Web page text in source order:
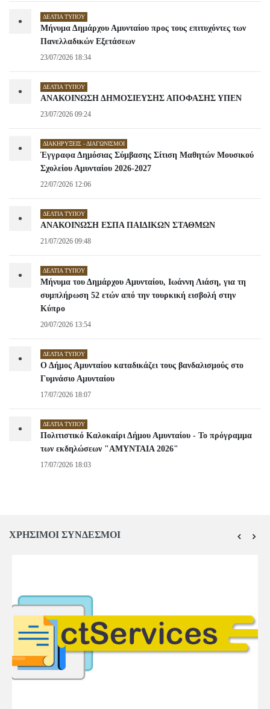
• ΔΕΛΤΊΑ ΤΎΠΟΥ
Μήνυμα Δημάρχου Αμυνταίου προς τους επιτυχόντες των
Πανελλαδικών Εξετάσεων
23/07/2026 18:34
• ΔΕΛΤΊΑ ΤΎΠΟΥ
ΑΝΑΚΟΙΝΩΣΗ ΔΗΜΟΣΙΕΥΣΗΣ ΑΠΟΦΑΣΗΣ ΥΠΕΝ
23/07/2026 09:24
• ΔΙΑΚΗΡΎΞΕΙΣ - ΔΙΑΓΩΝΙΣΜΟΊ
Έγγραφα Δημόσιας Σύμβασης Σίτιση Μαθητών Μουσικού
Σχολείου Αμυνταίου 2026-2027
22/07/2026 12:06
• ΔΕΛΤΊΑ ΤΎΠΟΥ
ΑΝΑΚΟΙΝΩΣΗ ΕΣΠΑ ΠΑΙΔΙΚΩΝ ΣΤΑΘΜΩΝ
21/07/2026 09:48
• ΔΕΛΤΊΑ ΤΎΠΟΥ
Μήνυμα του Δημάρχου Αμυνταίου, Ιωάννη Λιάση, για τη
συμπλήρωση 52 ετών από την τουρκική εισβολή στην
Κύπρο
20/07/2026 13:54
• ΔΕΛΤΊΑ ΤΎΠΟΥ
Ο Δήμος Αμυνταίου καταδικάζει τους βανδαλισμούς στο
Γυμνάσιο Αμυνταίου
17/07/2026 18:07
• ΔΕΛΤΊΑ ΤΎΠΟΥ
Πολιτιστικό Καλοκαίρι Δήμου Αμυνταίου - Το πρόγραμμα
των εκδηλώσεων "ΑΜΥΝΤΑΙΑ 2026"
17/07/2026 18:03
ΧΡΗΣΙΜΟΙ ΣΥΝΔΕΣΜΟΙ